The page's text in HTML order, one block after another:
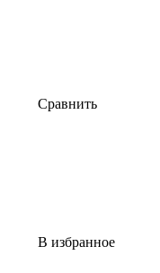
Сравнить
В избранное